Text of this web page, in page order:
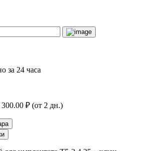
за 24 часа
₽ (от 2 дн.)